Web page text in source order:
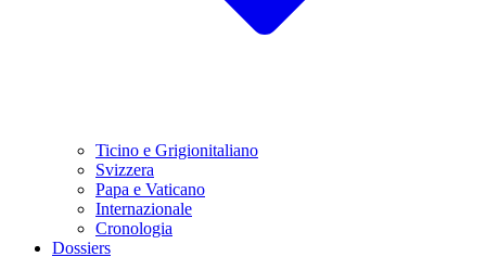
Ticino e Grigionitaliano
Svizzera
Papa e Vaticano
Internazionale
Cronologia
Dossiers